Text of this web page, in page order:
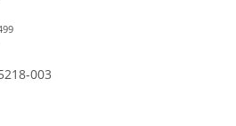
003